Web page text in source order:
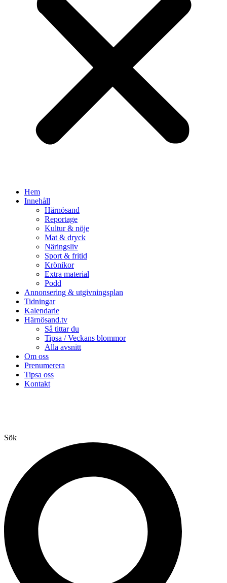
Hem
Innehåll
Härnösand
Reportage
Kultur & nöje
Mat & dryck
Näringsliv
Sport & fritid
Krönikor
Extra material
Podd
Annonsering & utgivningsplan
Tidningar
Kalendarie
Härnösand.tv
Så tittar du
Tipsa / Veckans blommor
Alla avsnitt
Om oss
Prenumerera
Tipsa oss
Kontakt
Sök